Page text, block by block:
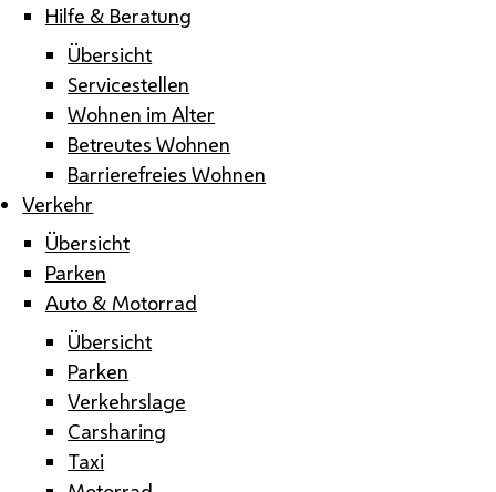
Hilfe & Beratung
Übersicht
Servicestellen
Wohnen im Alter
Betreutes Wohnen
Barrierefreies Wohnen
Verkehr
Übersicht
Parken
Auto & Motorrad
Übersicht
Parken
Verkehrslage
Carsharing
Taxi